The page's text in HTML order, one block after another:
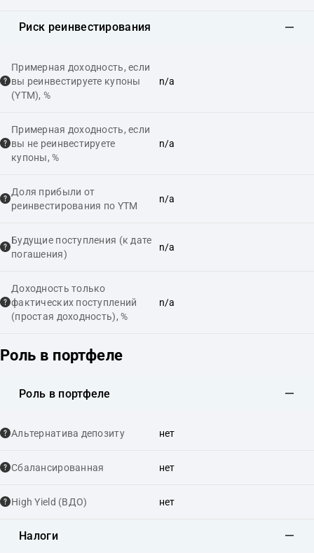
Риск реинвестирования
Примерная доходность, если
вы реинвестируете купоны
(YTM), %
n/a
Примерная доходность, если
вы не реинвестируете
купоны, %
n/a
Доля прибыли от
реинвестирования по YTM
n/a
Будущие поступления (к дате
погашения)
n/a
Доходность только
фактических поступлений
(простая доходность), %
n/a
Роль в портфеле
Роль в портфеле
Альтернатива депозиту нет
Сбалансированная нет
High Yield (ВДО) нет
Налоги